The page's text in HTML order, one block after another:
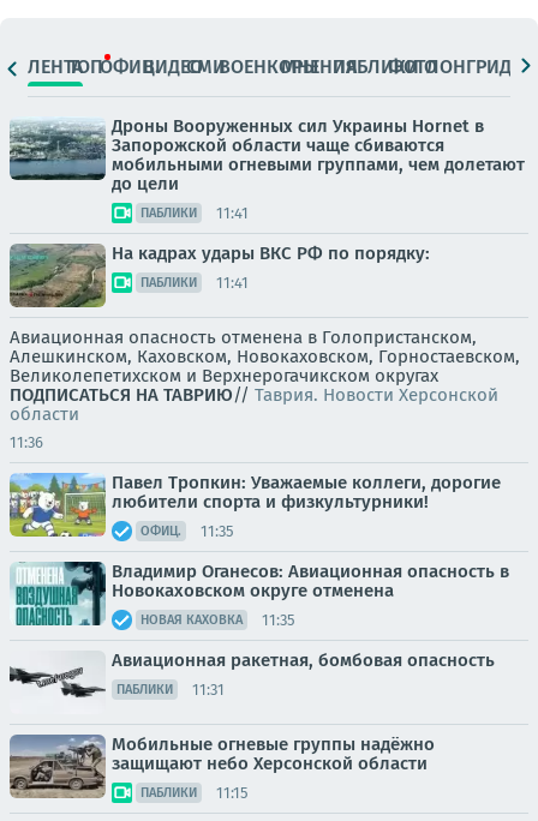
ЛЕНТАТОПОФИЦ.ВИДЕОСМИВОЕНКОРЫМНЕНИЯПАБЛИКИ
ФОТОЛОНГРИДЫ
Дроны Вооруженных сил Украины Hornet в
Запорожской области чаще сбиваются
мобильными огневыми группами, чем долетают
до цели
ПАБЛИКИ 11:41
На кадрах удары ВКС РФ по порядку:
ПАБЛИКИ 11:41
Авиационная опасность отменена в Голопристанском,
Алешкинском, Каховском, Новокаховском, Горностаевском,
Великолепетихском и Верхнерогачикском округах
ПОДПИСАТЬСЯ НА ТАВРИЮ// Таврия. Новости Херсонской
области
11:36
Павел Тропкин: Уважаемые коллеги, дорогие
любители спорта и физкультурники!
ОФИЦ. 11:35
Владимир Оганесов: Авиационная опасность в
Новокаховском округе отменена
НОВАЯ КАХОВКА 11:35
Авиационная ракетная, бомбовая опасность
ПАБЛИКИ 11:31
Мобильные огневые группы надёжно
защищают небо Херсонской области
ПАБЛИКИ 11:15